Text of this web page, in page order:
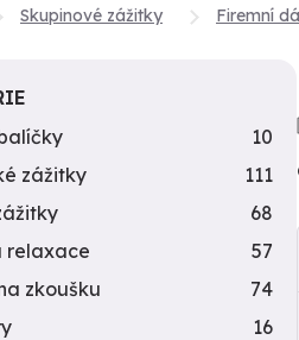
Skupinové zážitky Firemní
10
zážitky
111
68
relaxace
57
zkoušku
74
16